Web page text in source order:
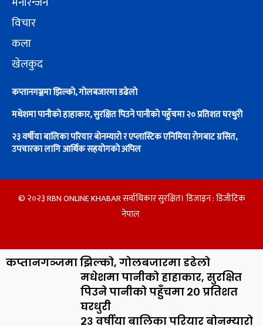
विचार
कला
खेलकुद
कप्तानगञ्जमा झिल्को, गोलबजारमा डढेलो
मधेशमा पानीको हाहाकार, सुरक्षित पिउने पानीको पहुँचमा २० प्रतिशत घरधुरी
२३ वर्षीया बालिका परियार बोनम्यारो र एप्लास्टिक एनिमिया रोगबाट ग्रसित,
उपचारका लागि आर्थिक सहयोगको अपिल
© २०२३ RBN ONLINE KHABAR सर्वाधिकार सुरक्षित। डिजाइन :डिजीटिक
नेपाल
कप्तानगञ्जमा झिल्को, गोलबजारमा डढेलो
मधेशमा पानीको हाहाकार, सुरक्षित
पिउने पानीको पहुँचमा २० प्रतिशत
घरधुरी
२३ वर्षीया बालिका परियार बोनम्यारो